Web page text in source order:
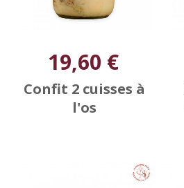
19,60 €
Confit 2 cuisses à
l'os